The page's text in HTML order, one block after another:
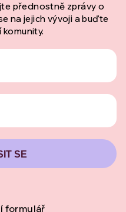
přednostně zprávy o
na jejich vývoji a buďte
SE